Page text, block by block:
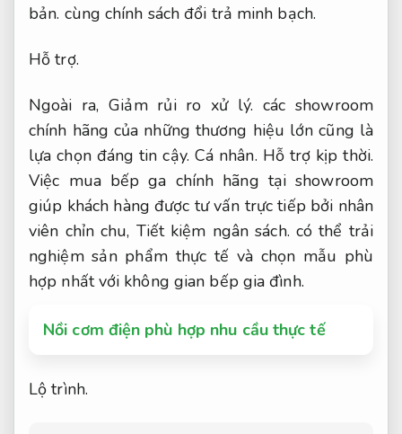
bản. cùng chính sách đổi trả minh bạch.
Hỗ trợ.
Ngoài ra,Giảm rủi ro xử lý. các showroom
chính hãng của những thương hiệu lớn cũng là
lựa chọn đáng tin cậy. Cá nhân. Hỗ trợ kịp thời.
Việc mua bếp ga chính hãng tại showroom
giúp khách hàng được tư vấn trực tiếp bởi nhân
viên chỉn chu, Tiết kiệm ngân sách. có thể trải
nghiệm sản phẩm thực tế và chọn mẫu phù
hợp nhất với không gian bếp gia đình.
Nồi cơm điện phù hợp nhu cầu thực tế
Lộ trình.